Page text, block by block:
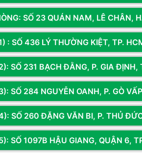
| RTX 5060 Ti
| NVME 512G
Thêm vào giỏ
SỐ 23 QUÁN NAM, LÊ CHÂN,
: SỐ 436 LÝ THƯỜNG KIỆT, TP.
SỐ 231 BẠCH ĐẰNG, P. GIA ĐỊNH,
SỐ 284 NGUYỄN OANH, P. GÒ
SỐ 260 ĐẶNG VĂN BI, P. THỦ
SỐ 1097B HẬU GIANG, QUẬN 6,